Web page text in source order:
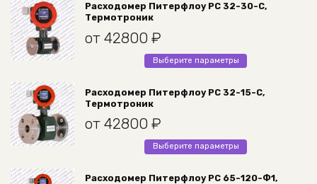
Расходомер Питерфлоу РС 32-30-С,
Термотроник
от 42800 ₽
Выберите параметры
Этот
имеет
можно
на
Расходомер Питерфлоу РС 32-15-С,
Термотроник
от 42800 ₽
Выберите параметры
Этот
имеет
Расходомер Питерфлоу РС 65-120-Ф1,